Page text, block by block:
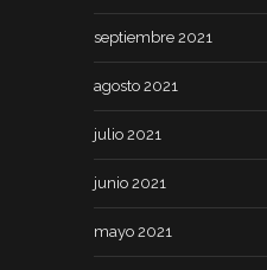
septiembre 2021
agosto 2021
julio 2021
junio 2021
mayo 2021